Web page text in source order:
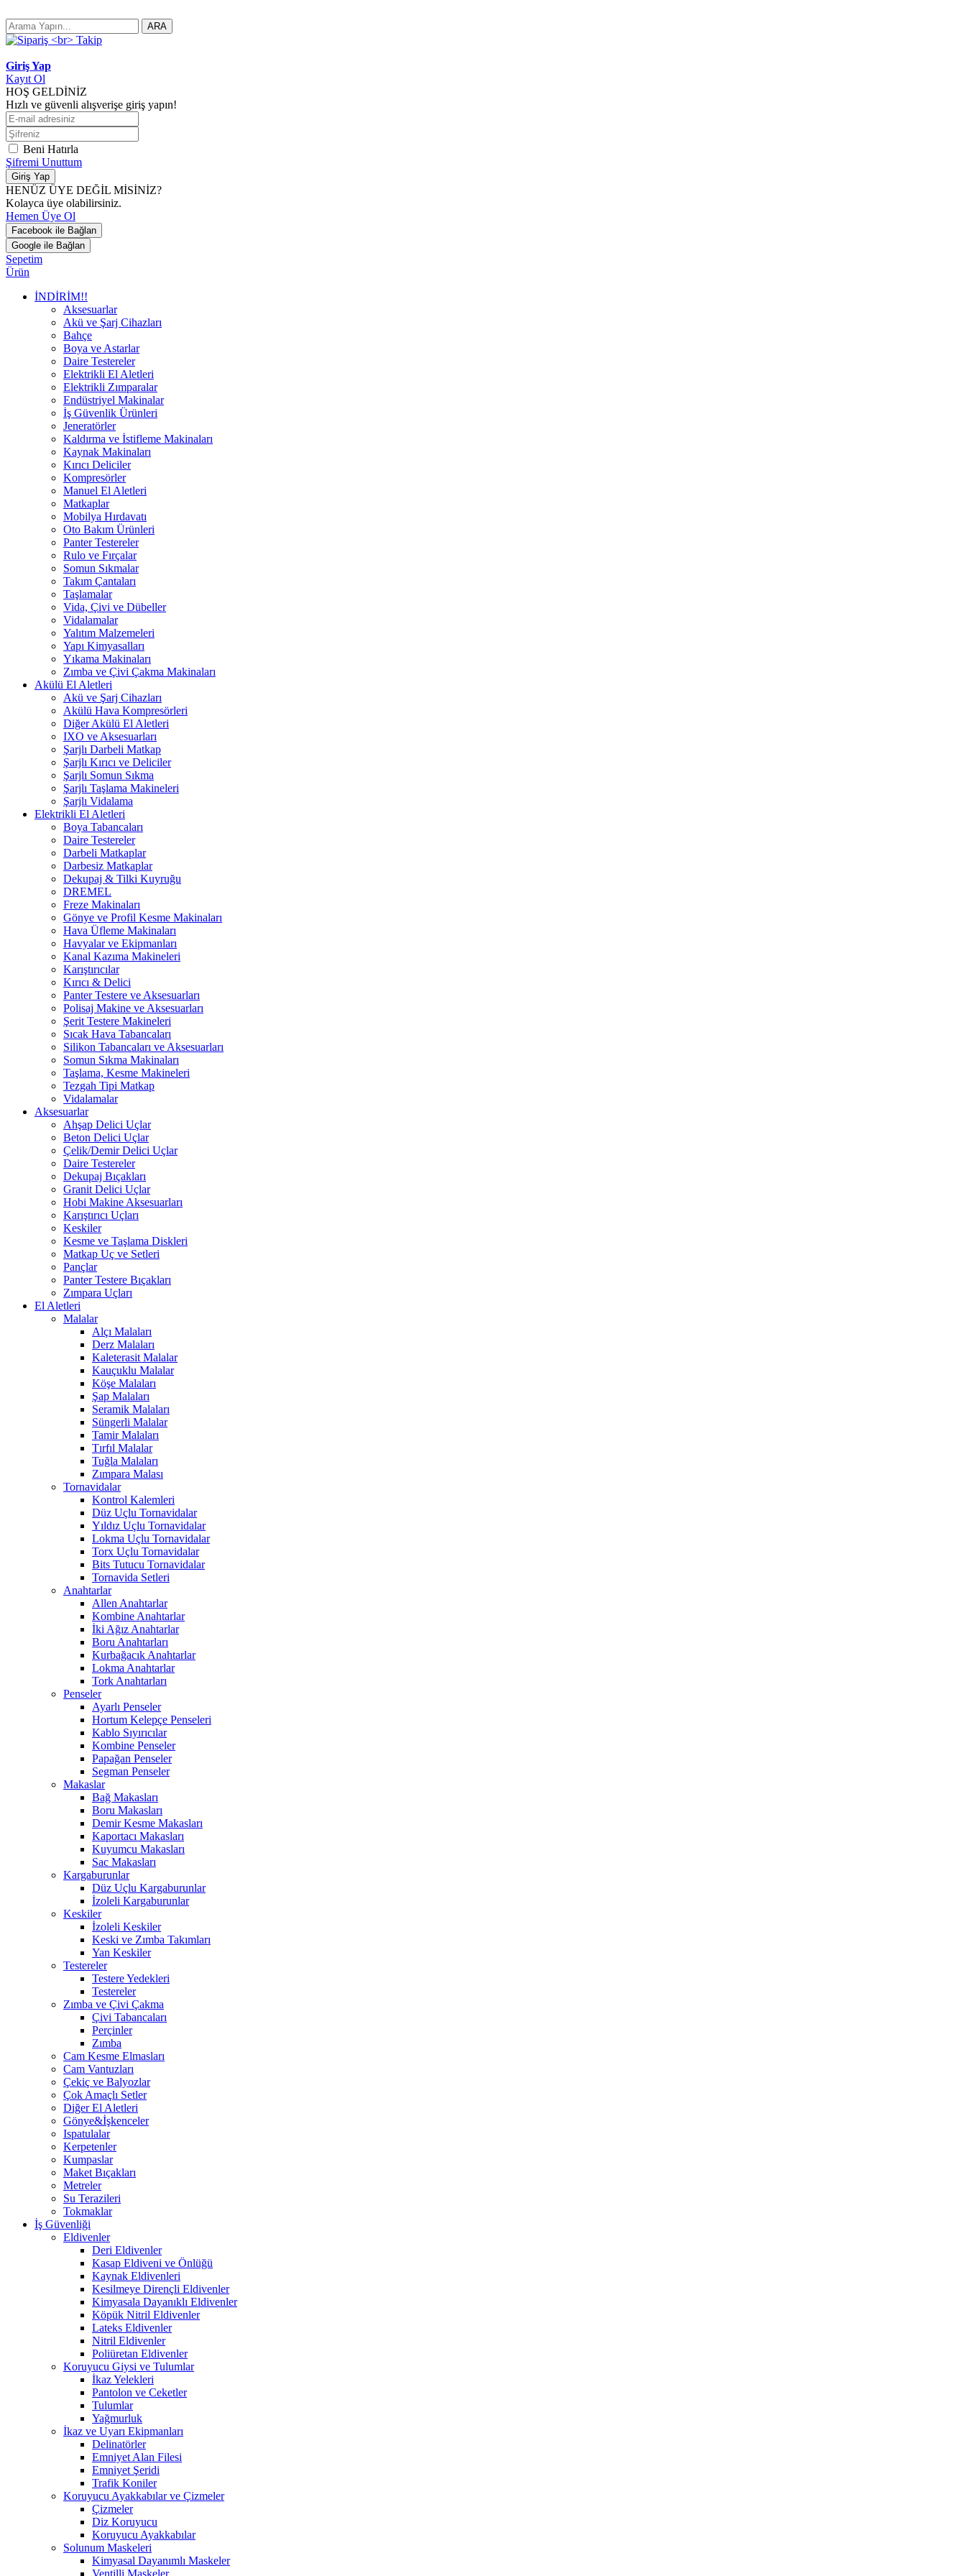
ARA
Giriş Yap
Kayıt Ol
HOŞ GELDİNİZ
Hızlı ve güvenli alışverişe giriş yapın!
Beni Hatırla
Şifremi Unuttum
Giriş Yap
HENÜZ ÜYE DEĞİL MİSİNİZ?
Kolayca üye olabilirsiniz.
Hemen Üye Ol
Facebook ile Bağlan
Google ile Bağlan
Sepetim
Ürün
İNDİRİM!!
Aksesuarlar
Akü ve Şarj Cihazları
Bahçe
Boya ve Astarlar
Daire Testereler
Elektrikli El Aletleri
Elektrikli Zımparalar
Endüstriyel Makinalar
İş Güvenlik Ürünleri
Jeneratörler
Kaldırma ve İstifleme Makinaları
Kaynak Makinaları
Kırıcı Deliciler
Kompresörler
Manuel El Aletleri
Matkaplar
Mobilya Hırdavatı
Oto Bakım Ürünleri
Panter Testereler
Rulo ve Fırçalar
Somun Sıkmalar
Takım Çantaları
Taşlamalar
Vida, Çivi ve Dübeller
Vidalamalar
Yalıtım Malzemeleri
Yapı Kimyasalları
Yıkama Makinaları
Zımba ve Çivi Çakma Makinaları
Akülü El Aletleri
Akü ve Şarj Cihazları
Akülü Hava Kompresörleri
Diğer Akülü El Aletleri
IXO ve Aksesuarları
Şarjlı Darbeli Matkap
Şarjlı Kırıcı ve Deliciler
Şarjlı Somun Sıkma
Şarjlı Taşlama Makineleri
Şarjlı Vidalama
Elektrikli El Aletleri
Boya Tabancaları
Daire Testereler
Darbeli Matkaplar
Darbesiz Matkaplar
Dekupaj & Tilki Kuyruğu
DREMEL
Freze Makinaları
Gönye ve Profil Kesme Makinaları
Hava Üfleme Makinaları
Havyalar ve Ekipmanları
Kanal Kazıma Makineleri
Karıştırıcılar
Kırıcı & Delici
Panter Testere ve Aksesuarları
Polisaj Makine ve Aksesuarları
Şerit Testere Makineleri
Sıcak Hava Tabancaları
Silikon Tabancaları ve Aksesuarları
Somun Sıkma Makinaları
Taşlama, Kesme Makineleri
Tezgah Tipi Matkap
Vidalamalar
Aksesuarlar
Ahşap Delici Uçlar
Beton Delici Uçlar
Çelik/Demir Delici Uçlar
Daire Testereler
Dekupaj Bıçakları
Granit Delici Uçlar
Hobi Makine Aksesuarları
Karıştırıcı Uçları
Keskiler
Kesme ve Taşlama Diskleri
Matkap Uç ve Setleri
Pançlar
Panter Testere Bıçakları
Zımpara Uçları
El Aletleri
Malalar
Alçı Malaları
Derz Malaları
Kaleterasit Malalar
Kauçuklu Malalar
Köşe Malaları
Şap Malaları
Seramik Malaları
Süngerli Malalar
Tamir Malaları
Tırfıl Malalar
Tuğla Malaları
Zımpara Malası
Tornavidalar
Kontrol Kalemleri
Düz Uçlu Tornavidalar
Yıldız Uçlu Tornavidalar
Lokma Uçlu Tornavidalar
Torx Uçlu Tornavidalar
Bits Tutucu Tornavidalar
Tornavida Setleri
Anahtarlar
Allen Anahtarlar
Kombine Anahtarlar
İki Ağız Anahtarlar
Boru Anahtarları
Kurbağacık Anahtarlar
Lokma Anahtarlar
Tork Anahtarları
Penseler
Ayarlı Penseler
Hortum Kelepçe Penseleri
Kablo Sıyırıcılar
Kombine Penseler
Papağan Penseler
Segman Penseler
Makaslar
Bağ Makasları
Boru Makasları
Demir Kesme Makasları
Kaportacı Makasları
Kuyumcu Makasları
Sac Makasları
Kargaburunlar
Düz Uçlu Kargaburunlar
İzoleli Kargaburunlar
Keskiler
İzoleli Keskiler
Keski ve Zımba Takımları
Yan Keskiler
Testereler
Testere Yedekleri
Testereler
Zımba ve Çivi Çakma
Çivi Tabancaları
Perçinler
Zımba
Cam Kesme Elmasları
Cam Vantuzları
Çekiç ve Balyozlar
Çok Amaçlı Setler
Diğer El Aletleri
Gönye&İşkenceler
Ispatulalar
Kerpetenler
Kumpaslar
Maket Bıçakları
Metreler
Su Terazileri
Tokmaklar
İş Güvenliği
Eldivenler
Deri Eldivenler
Kasap Eldiveni ve Önlüğü
Kaynak Eldivenleri
Kesilmeye Dirençli Eldivenler
Kimyasala Dayanıklı Eldivenler
Köpük Nitril Eldivenler
Lateks Eldivenler
Nitril Eldivenler
Poliüretan Eldivenler
Koruyucu Giysi ve Tulumlar
İkaz Yelekleri
Pantolon ve Ceketler
Tulumlar
Yağmurluk
İkaz ve Uyarı Ekipmanları
Delinatörler
Emniyet Alan Filesi
Emniyet Şeridi
Trafik Koniler
Koruyucu Ayakkabılar ve Çizmeler
Çizmeler
Diz Koruyucu
Koruyucu Ayakkabılar
Solunum Maskeleri
Kimyasal Dayanımlı Maskeler
Ventilli Maskeler